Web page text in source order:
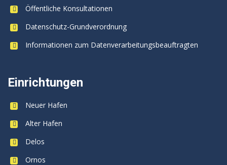
Öffentliche Konsultationen
Datenschutz-Grundverordnung
Informationen zum Datenverarbeitungsbeauftragten
Einrichtungen
Neuer Hafen
Alter Hafen
Delos
Ornos